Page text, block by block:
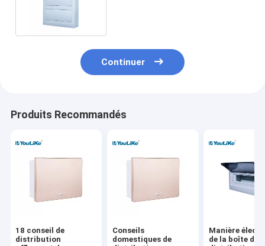
Continuer
Produits Recommandés
18 conseil de
distribution
Conseils
domestiques de
Manière
de la boîte de